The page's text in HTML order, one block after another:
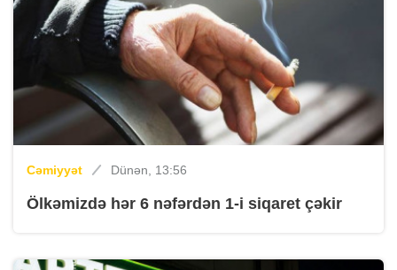
Cəmiyyət Dünən, 13:56
Ölkəmizdə hər 6 nəfərdən 1-i siqaret çəkir